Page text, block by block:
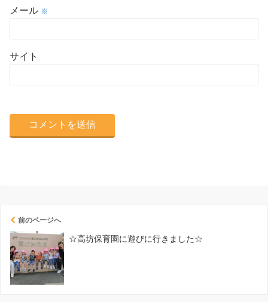
メール ※
サイト
前のページへ
☆高坊保育園に遊びに行きました☆